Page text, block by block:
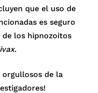
que el uso de
es seguro
los hipnozoitos
.
orgullosos de la